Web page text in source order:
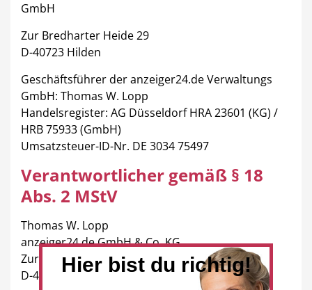
Hotel
Auto
Sport & Freizeit
GmbH
Zur Bredharter Heide 29
D-40723 Hilden
Geschäftsführer der anzeiger24.de Verwaltungs
GmbH: Thomas W. Lopp
Handelsregister: AG Düsseldorf HRA 23601 (KG) /
HRB 75933 (GmbH)
Umsatzsteuer-ID-Nr. DE 3034 75497
Verantwortlicher gemäß § 18
Abs. 2 MStV
Thomas W. Lopp
anzeiger24.de GmbH & Co. KG
Zur Bredharter Heide 29
D-40723 HildenHier bist du richtig!